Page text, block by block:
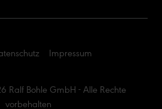
Ralf Bohle GmbH - Alle Rechte
vorbehalten
Impressum